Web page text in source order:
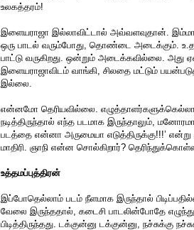
உலகத்தரம்!
இளையராஜா இல்லாவிட்டால் அவ்வளவுதான்.
ஒரு பாடல் வரும்போது, தொண்டை அடைக்கும்.
பாட்டு வருகிறது. ஒன்றும் அடைக்கவில்லை.
இளையராஜாவிடம் வாங்கி, சிலதை மட்டும்
இல்லை.
என்னமோ தெரியவில்லை. எழுத்தாளர்களுக்கெல்லாம்
நடித்திருந்தால் எந்த படமாக இருந்தாலும்,
படத்தை என்னா அருமையா எடுத்திருக்கு!!!’
மாதிரி. ஞாநி என்ன சொல்கிறார்?
உத்தமப்புத்திரன்
இப்போதெல்லாம் படம் நீளமாக இருந்தால்
வேலை இருந்ததால், கடைசி பாடலின்போதே எழுந்து
பிடித்திருந்தது. டக்குன்னு டக்குன்னு, நச்சுக்கு